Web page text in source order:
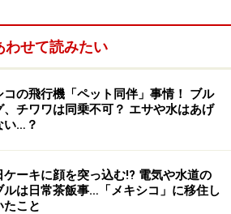
できなかったのですが、2013年よ
の貸し出しを開始し、旅行者に好
日90メキシコペソ、3日180メキシ
シコペソ。利用するには、エコビ
、手続きをします。必要なのはパ
民局の滞在許可証か国際免許証な
のコピー、本人名義のクレジット
わせて読みたい
コの飛行機「ペット同伴」事情！ ブル
、チワワは同乗不可？ エサや水はあげ
い…？
ケーキに顔を突っ込む!? 電気や水道の
ルは日常茶飯事…「メキシコ」に移住し
たこと